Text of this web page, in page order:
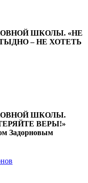
ШКОЛЫ. «НЕ
– НЕ ХОТЕТЬ
ШКОЛЫ.
ВЕРЫ!»
Задорновым